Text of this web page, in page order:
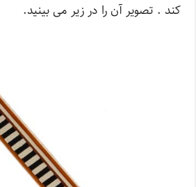
کند . تصویر آن را در زیر می بینید.